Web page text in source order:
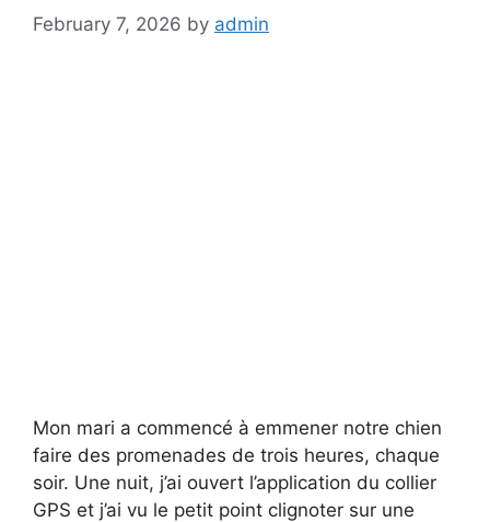
February 7, 2026 by admin
Mon mari a commencé à emmener notre chien
faire des promenades de trois heures, chaque
soir. Une nuit, j’ai ouvert l’application du collier
GPS et j’ai vu le petit point clignoter sur une